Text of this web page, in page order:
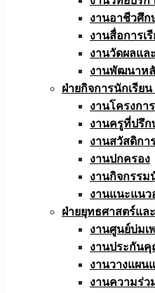
งานอาชีวศึ
งานสื่อการเ
งานวัดผลแล
งานพัฒนาห
ฝ่ายกิจการนักเรีย
งานโครงกา
งานครูที่ปรึก
งานสวัสดิกา
งานปกครอง
งานกิจกรรม
งานแนะแน
ฝ่ายยุทธศาสตร์แล
งานศูนย์บ่มเ
งานประกัน
งานวางแผน
งานความร่ว